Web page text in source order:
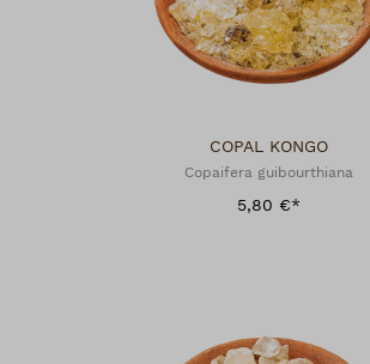
COPAL KONGO
Copaifera guibourthiana
5,80 €*